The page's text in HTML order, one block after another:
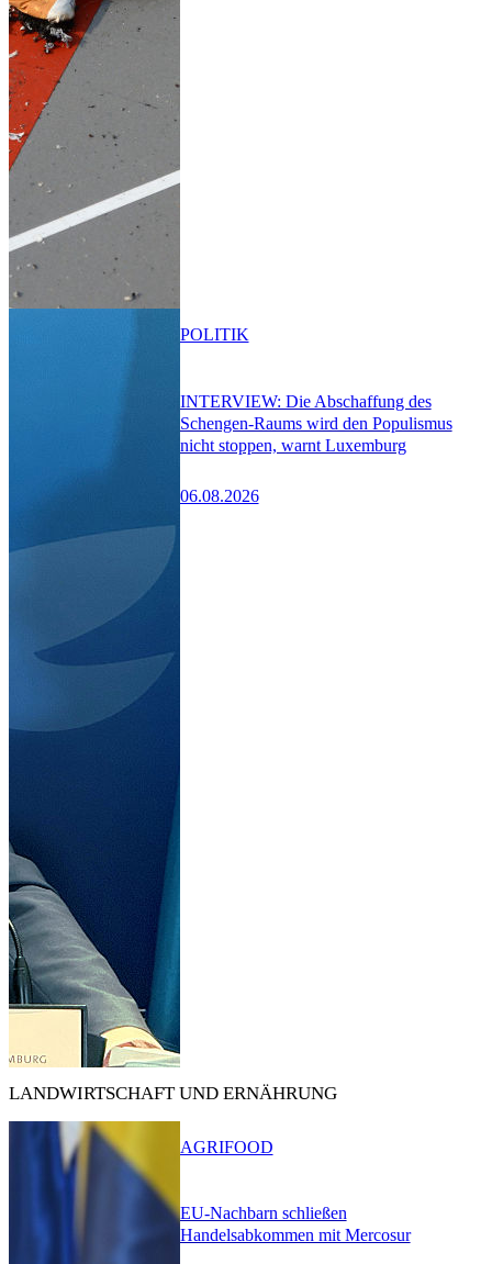
INTERVIEW: Die Abschaffung des
Schengen-Raums wird den Populismus
nicht stoppen, warnt Luxemburg
06.08.2026
POLITIK
LANDWIRTSCHAFT UND ERNÄHRUNG
EU-Nachbarn schließen
Handelsabkommen mit Mercosur
AGRIFOOD